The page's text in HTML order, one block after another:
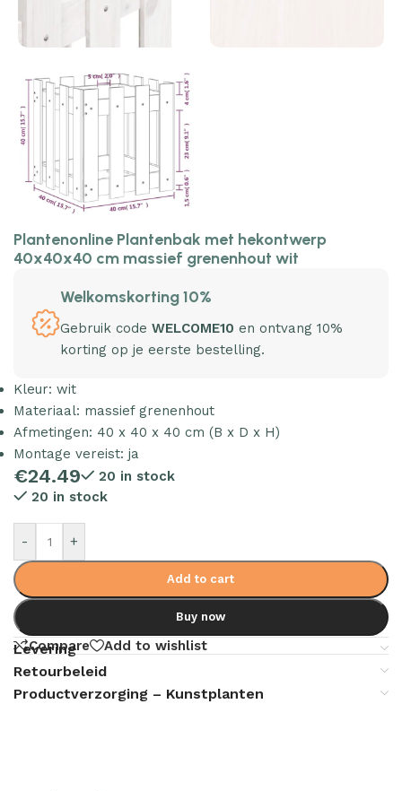
Plantenonline Plantenbak met hekontwerp
40x40x40 cm massief grenenhout wit
Welkomskorting 10%
Gebruik code WELCOME10 en ontvang 10%
korting op je eerste bestelling.
Kleur: wit
Materiaal: massief grenenhout
Afmetingen: 40 x 40 x 40 cm (B x D x H)
Montage vereist: ja
€24.49
20 in stock
20 in stock
- +
Add to cart
Buy now
Compare Add to wishlist
Levering
Retourbeleid
Productverzorging – Kunstplanten